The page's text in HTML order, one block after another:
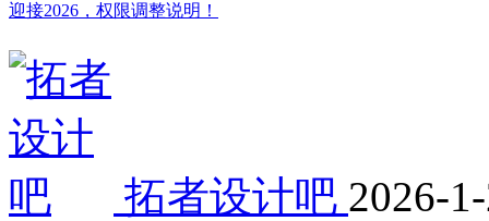
迎接2026，权限调整说明！
拓者设计吧 2026-